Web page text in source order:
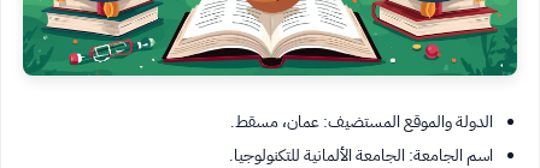
الدولة والموقع المستضيف: عمان، مسقط.
اسم الجامعة: الجامعة الألمانية للتكنولوجيا.